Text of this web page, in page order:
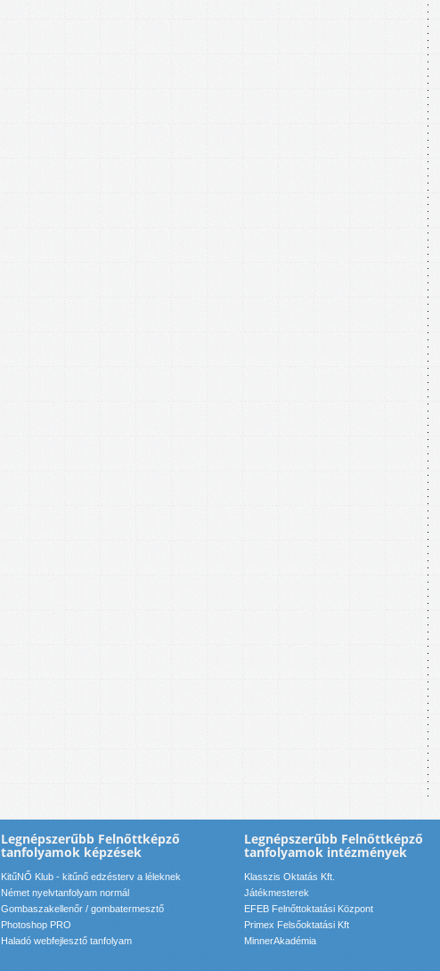
Legnépszerűbb Felnőttképző
tanfolyamok képzések
KitűNŐ Klub - kitűnő edzésterv a léleknek
Német nyelvtanfolyam normál
Gombaszakellenőr / gombatermesztő
Photoshop PRO
Haladó webfejlesztő tanfolyam
Legnépszerűbb Felnőttképző
tanfolyamok intézmények
Klasszis Oktatás Kft.
Játékmesterek
EFEB Felnőttoktatási Központ
Primex Felsőoktatási Kft
MinnerAkadémia